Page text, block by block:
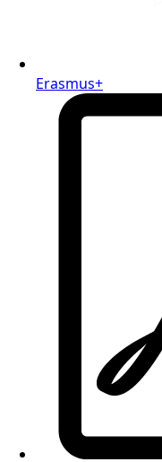
Erasmus+